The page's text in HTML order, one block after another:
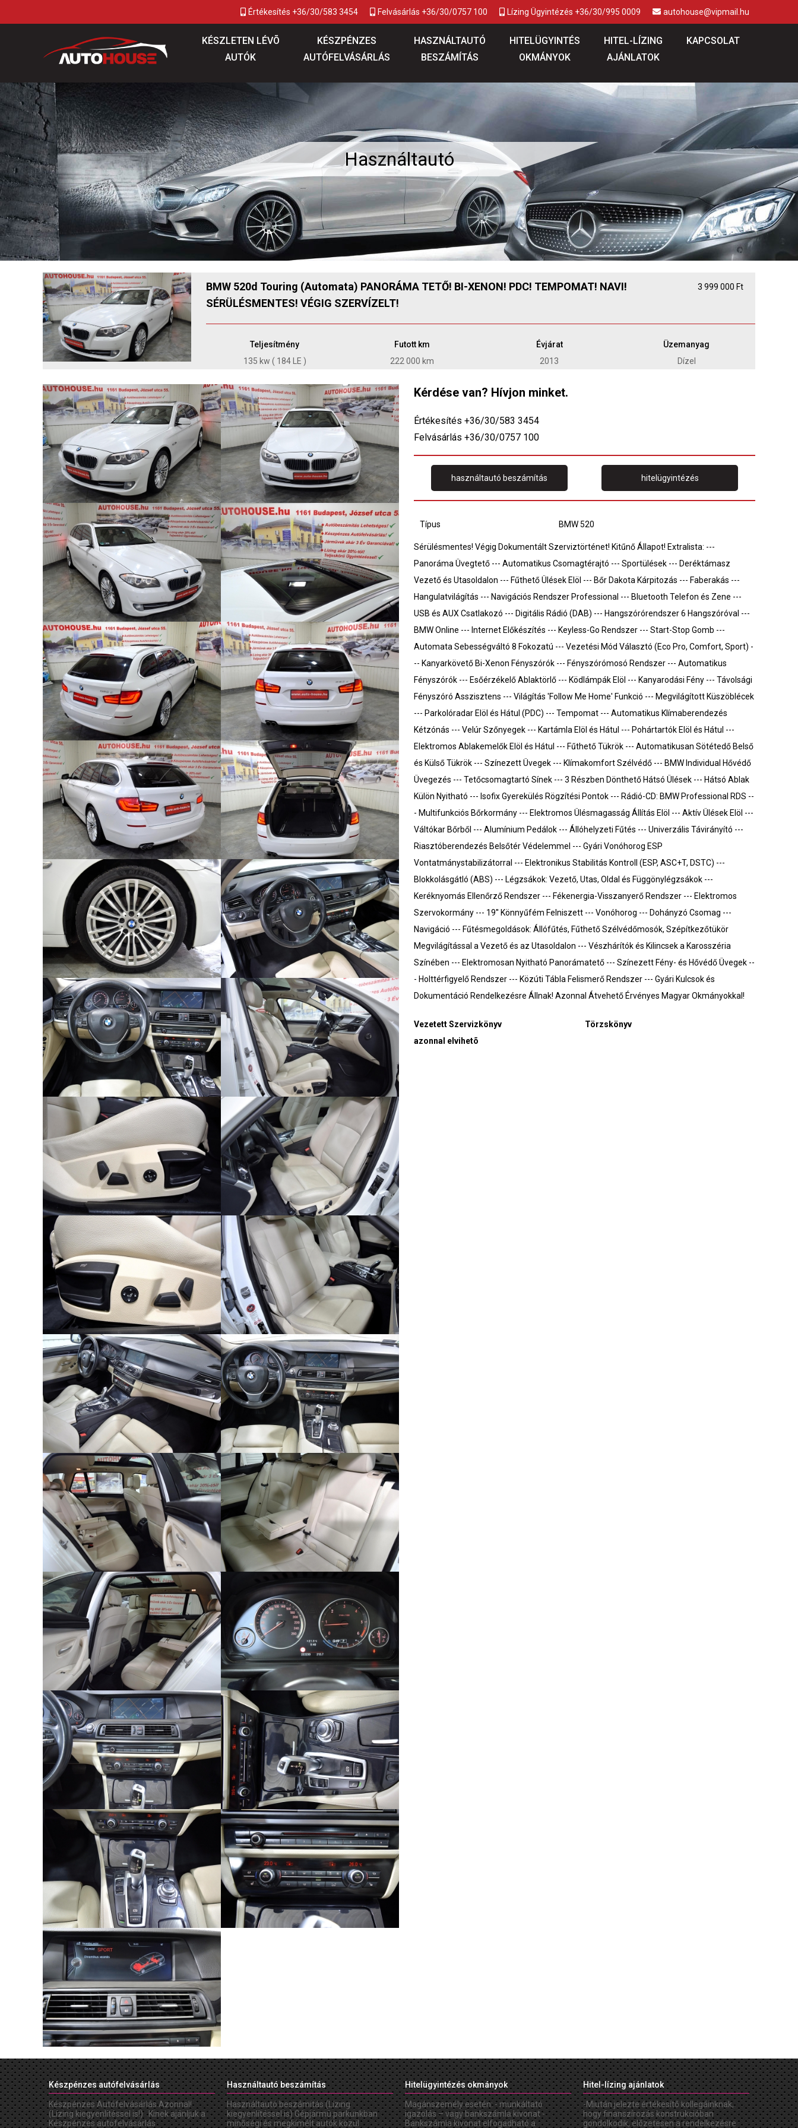
Értékesítés +36/30/583 3454 Felvásárlás +36/30/0757 100 Lízing Ügyintézés +36/30/995 0009 autohouse@vipmail.hu
KÉSZLETEN LÉVÕ
AUTÓK
KÉSZPÉNZES
AUTÓFELVÁSÁRLÁS
HASZNÁLTAUTÓ
BESZÁMÍTÁS
HITELÜGYINTÉS
OKMÁNYOK
HITEL-LÍZING
AJÁNLATOK
KAPCSOLAT
Használtautó
BMW 520d Touring (Automata) PANORÁMA TETŐ! BI-XENON! PDC! TEMPOMAT! NAVI!
SÉRÜLÉSMENTES! VÉGIG SZERVÍZELT!
3 999 000 Ft
Teljesítmény
135 kw ( 184 LE )
Futott km
222 000 km
Évjárat
2013
Üzemanyag
Dízel
Kérdése van? Hívjon minket.
Értékesítés +36/30/583 3454
Felvásárlás +36/30/0757 100
használtautó beszámítás hitelügyintézés
Típus BMW 520
Sérülésmentes! Végig Dokumentált Szerviztörténet! Kitűnő Állapot! Extralista: ---
Panoráma Üvegtető --- Automatikus Csomagtérajtó --- Sportülések --- Deréktámasz
Vezető és Utasoldalon --- Fűthető Ülések Elöl --- Bőr Dakota Kárpitozás --- Faberakás ---
Hangulatvilágítás --- Navigációs Rendszer Professional --- Bluetooth Telefon és Zene ---
USB és AUX Csatlakozó --- Digitális Rádió (DAB) --- Hangszórórendszer 6 Hangszóróval ---
BMW Online --- Internet Előkészítés --- Keyless-Go Rendszer --- Start-Stop Gomb ---
Automata Sebességváltó 8 Fokozatú --- Vezetési Mód Választó (Eco Pro, Comfort, Sport) -
-- Kanyarkövető Bi-Xenon Fényszórók --- Fényszórómosó Rendszer --- Automatikus
Fényszórók --- Esőérzékelő Ablaktörlő --- Ködlámpák Elöl --- Kanyarodási Fény --- Távolsági
Fényszóró Asszisztens --- Világítás 'Follow Me Home' Funkció --- Megvilágított Küszöblécek
--- Parkolóradar Elöl és Hátul (PDC) --- Tempomat --- Automatikus Klímaberendezés
Kétzónás --- Velúr Szőnyegek --- Kartámla Elöl és Hátul --- Pohártartók Elöl és Hátul ---
Elektromos Ablakemelők Elöl és Hátul --- Fűthető Tükrök --- Automatikusan Sötétedő Belső
és Külső Tükrök --- Színezett Üvegek --- Klímakomfort Szélvédő --- BMW Individual Hővédő
Üvegezés --- Tetőcsomagtartó Sínek --- 3 Részben Dönthető Hátsó Ülések --- Hátsó Ablak
Külön Nyitható --- Isofix Gyerekülés Rögzítési Pontok --- Rádió-CD: BMW Professional RDS --
- Multifunkciós Bőrkormány --- Elektromos Ülésmagasság Állítás Elöl --- Aktív Ülések Elöl ---
Váltókar Bőrből --- Alumínium Pedálok --- Állóhelyzeti Fűtés --- Univerzális Távirányító ---
Riasztóberendezés Belsőtér Védelemmel --- Gyári Vonóhorog ESP
Vontatmánystabilizátorral --- Elektronikus Stabilitás Kontroll (ESP, ASC+T, DSTC) ---
Blokkolásgátló (ABS) --- Légzsákok: Vezető, Utas, Oldal és Függönylégzsákok ---
Keréknyomás Ellenőrző Rendszer --- Fékenergia-Visszanyerő Rendszer --- Elektromos
Szervokormány --- 19'' Könnyűfém Felniszett --- Vonóhorog --- Dohányzó Csomag ---
Navigáció --- Fűtésmegoldások: Állófűtés, Fűthető Szélvédőmosók, Szépítkezőtükör
Megvilágítással a Vezető és az Utasoldalon --- Vészhárítók és Kilincsek a Karosszéria
Színében --- Elektromosan Nyitható Panorámatető --- Színezett Fény- és Hővédő Üvegek --
- Holttérfigyelő Rendszer --- Közúti Tábla Felismerő Rendszer --- Gyári Kulcsok és
Dokumentáció Rendelkezésre Állnak! Azonnal Átvehető Érvényes Magyar Okmányokkal!
Vezetett Szervizkönyv
Törzskönyv
azonnal elvihetõ
Készpénzes autófelvásárlás
Készpénzes Autófelvásárlás Azonnal!
(Lízing kiegyenlítéssel is!) Kinek ajánljuk a
Készpénzes autófelvásárlás
Használtautó beszámítás
Használtautó beszámítás (Lízing
kiegyenlítéssel is) Gépjármû parkunkban
minõségi és megkímélt autók közül
Hitelügyintézés okmányok
Magánszemély esetén: - munkáltató
igazolás – vagy bankszámla kivonat -
Bankszámla kivonat elfogadható a
Hitel-lízing ajánlatok
-Miután jelezte értékesítõ kollegáinknak,
hogy finanszírozás konstrukcióban
gondolkodik, elõzetesen a rendelkezésre